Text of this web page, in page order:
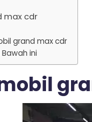
max cdr
grand max cdr
ini